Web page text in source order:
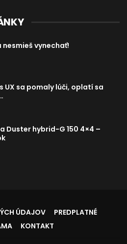
nesmieš vynechať!
UX sa pomaly lúči, oplatí sa
Duster hybrid-G 150 4×4 –
ÚDAJOV
PREDPLATNÉ
KONTAKT